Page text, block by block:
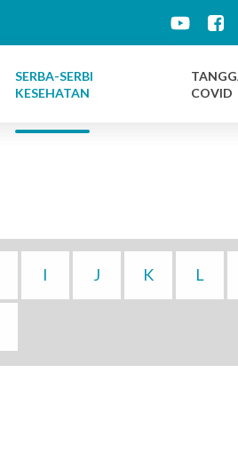
SERBA-SERBI
KESEHATAN
COVID
I J K L